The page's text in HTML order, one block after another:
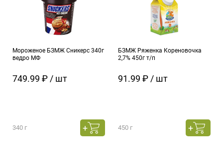
Мороженое БЗМЖ Сникерс 340г
ведро МФ
749.99 ₽ / шт
340 г
БЗМЖ Ряженка Кореновочка
2,7% 450г т/п
91.99 ₽ / шт
450 г